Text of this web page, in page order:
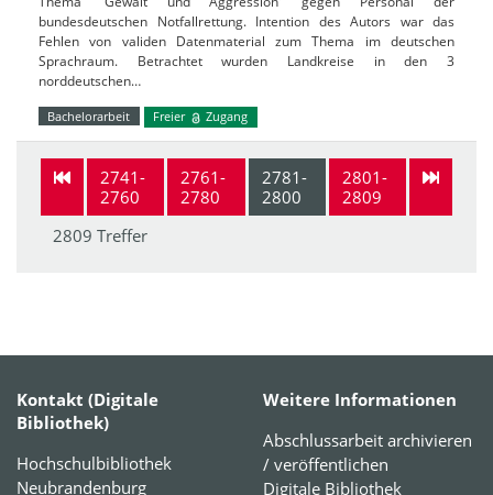
bundesdeutschen Notfallrettung. Intention des Autors war das
Fehlen von validen Datenmaterial zum Thema im deutschen
Sprachraum. Betrachtet wurden Landkreise in den 3
norddeutschen…
Bachelorarbeit Freier Zugang
2741-
2760
2761-
2780
2781-
2800
2801-
2809
2809 Treffer
Kontakt (Digitale
Bibliothek)
Hochschulbibliothek
Neubrandenburg
Weitere Informationen
Abschlussarbeit archivieren
/ veröffentlichen
Digitale Bibliothek